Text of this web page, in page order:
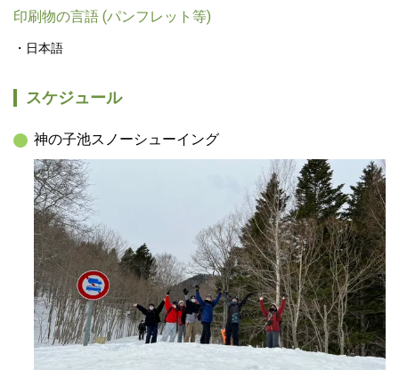
印刷物の言語 (パンフレット等)
日本語
スケジュール
神の子池スノーシューイング